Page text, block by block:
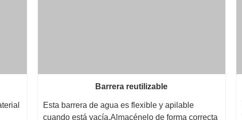
Barrera reutilizable
Esta barrera de agua es flexible y apilable
cuando está vacía.Almacénelo de forma correcta